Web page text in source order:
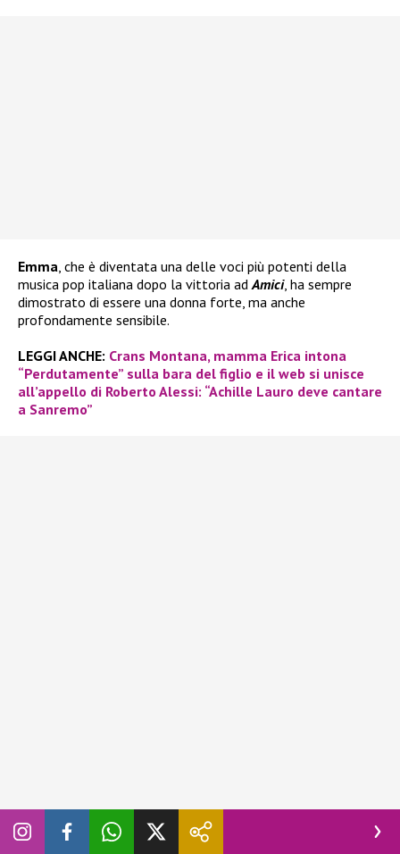
Emma, che è diventata una delle voci più potenti della
musica pop italiana dopo la vittoria adAmici, ha sempre
dimostrato di essere una donna forte, ma anche
profondamente sensibile.
LEGGI ANCHE: Crans Montana, mamma Erica intona
“Perdutamente” sulla bara del figlio e il web si unisce
all’appello di Roberto Alessi: “Achille Lauro deve cantare
a Sanremo”